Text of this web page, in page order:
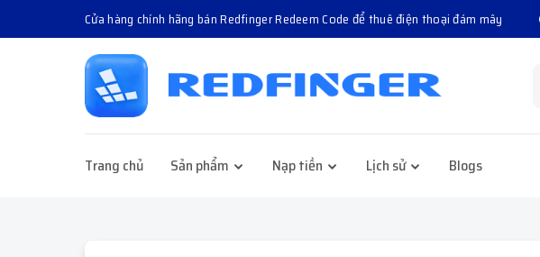
Cửa hàng chính hãng bán Redfinger Redeem Code để thuê điện thoại đám mây
Trang chủ Sản phẩm Nạp tiền Lịch sử Blogs